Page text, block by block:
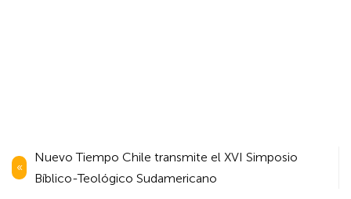
Navegación
de
Nuevo Tiempo Chile transmite el XVI Simposio
Bíblico-Teológico Sudamericano